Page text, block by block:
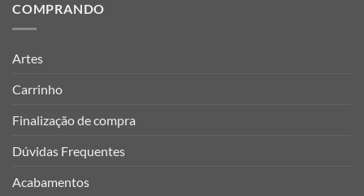
COMPRANDO
Artes
Carrinho
Finalização de compra
Dúvidas Frequentes
Acabamentos